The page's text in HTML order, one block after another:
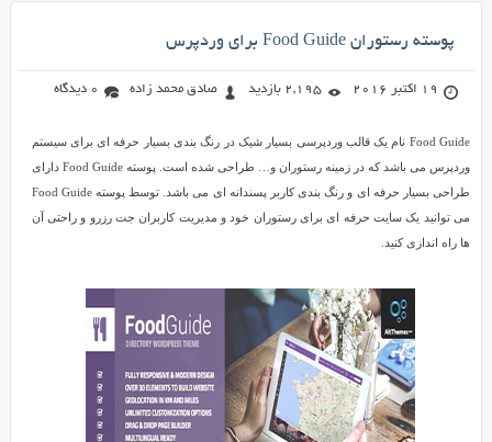
پوسته رستوران Food Guide برای وردپرس
19 اکتبر 2016 2,195 بازدید صادق محمد زاده 0 دیدگاه
Food Guide نام یک قالب وردپرسی بسیار شیک در رنگ بندی بسیار حرفه ای برای سیستم
وردپرس می باشد که در زمینه رستوران و… طراحی شده است. پوسته Food Guide دارای
طراحی بسیار حرفه ای و رنگ بندی کاربر پسندانه ای می باشد. توسط پوسته Food Guide
می توانید یک سایت حرفه ای برای رستوران خود و مدیریت کاربران جت رزرو و راحتی آن
ها راه اندازی کنید.